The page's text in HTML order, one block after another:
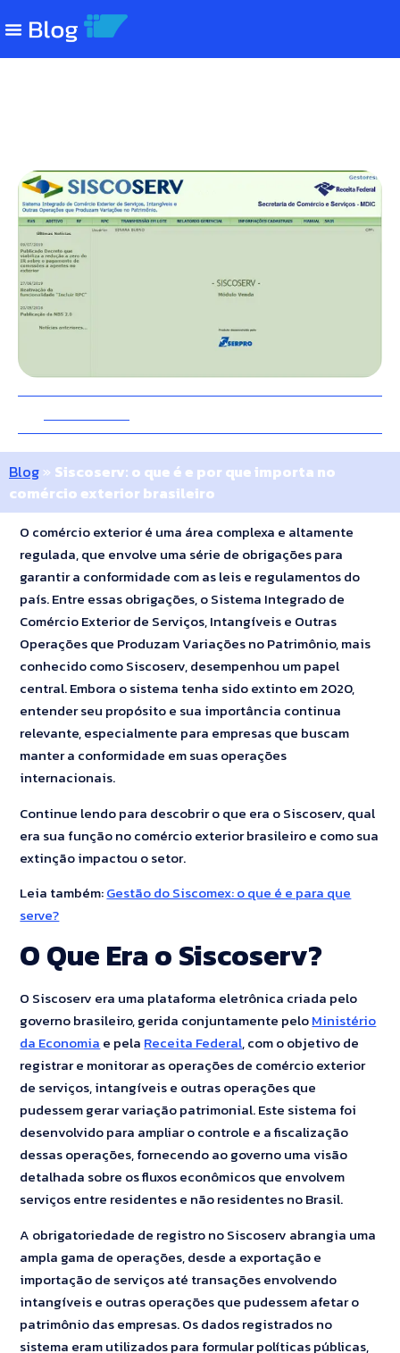
14 Janeiro 2016
Blog » Siscoserv: o que é e por que importa no
comércio exterior brasileiro
O comércio exterior é uma área complexa e altamente
regulada, que envolve uma série de obrigações para
garantir a conformidade com as leis e regulamentos do
país. Entre essas obrigações, o Sistema Integrado de
Comércio Exterior de Serviços, Intangíveis e Outras
Operações que Produzam Variações no Patrimônio, mais
conhecido como Siscoserv, desempenhou um papel
central. Embora o sistema tenha sido extinto em 2020,
entender seu propósito e sua importância continua
relevante, especialmente para empresas que buscam
manter a conformidade em suas operações
internacionais.
Continue lendo para descobrir o que era o Siscoserv, qual
era sua função no comércio exterior brasileiro e como sua
extinção impactou o setor.
Leia também:Gestão do Siscomex: o que é e para que
serve?
O Que Era o Siscoserv?
O Siscoserv era uma plataforma eletrônica criada pelo
governo brasileiro, gerida conjuntamente peloMinistério
da Economia e pela Receita Federal, com o objetivo de
registrar e monitorar as operações de comércio exterior
de serviços, intangíveis e outras operações que
pudessem gerar variação patrimonial. Este sistema foi
desenvolvido para ampliar o controle e a fiscalização
dessas operações, fornecendo ao governo uma visão
detalhada sobre os fluxos econômicos que envolvem
serviços entre residentes e não residentes no Brasil.
A obrigatoriedade de registro no Siscoserv abrangia uma
ampla gama de operações, desde a exportação e
importação de serviços até transações envolvendo
intangíveis e outras operações que pudessem afetar o
patrimônio das empresas. Os dados registrados no
sistema eram utilizados para formular políticas públicas,